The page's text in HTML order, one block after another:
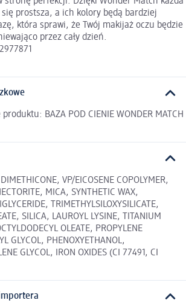
prostsza, a ich kolory będą bardziej
która sprawi, że Twój makijaż oczu będzie
przez cały dzień.
BAZA POD CIENIE WONDER MATCH
VP/EICOSENE COPOLYMER,
MICA, SYNTHETIC WAX,
TRIMETHYLSILOXYSILICATE,
SILICA, LAUROYL LYSINE, TITANIUM
OLEATE, PROPYLENE
GLYCOL, PHENOXYETHANOL,
GLYCOL, IRON OXIDES (CI 77491, CI